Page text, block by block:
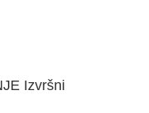
Izvršni